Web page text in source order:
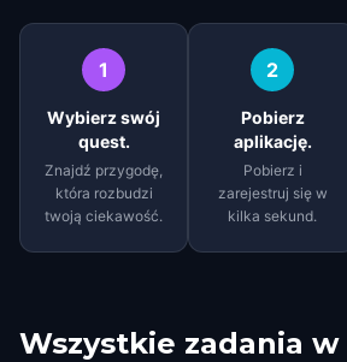
1
Wybierz swój
quest.
Znajdź przygodę,
która rozbudzi
twoją ciekawość.
2
Pobierz
aplikację.
Pobierz i
zarejestruj się w
kilka sekund.
Wszystkie zadania w